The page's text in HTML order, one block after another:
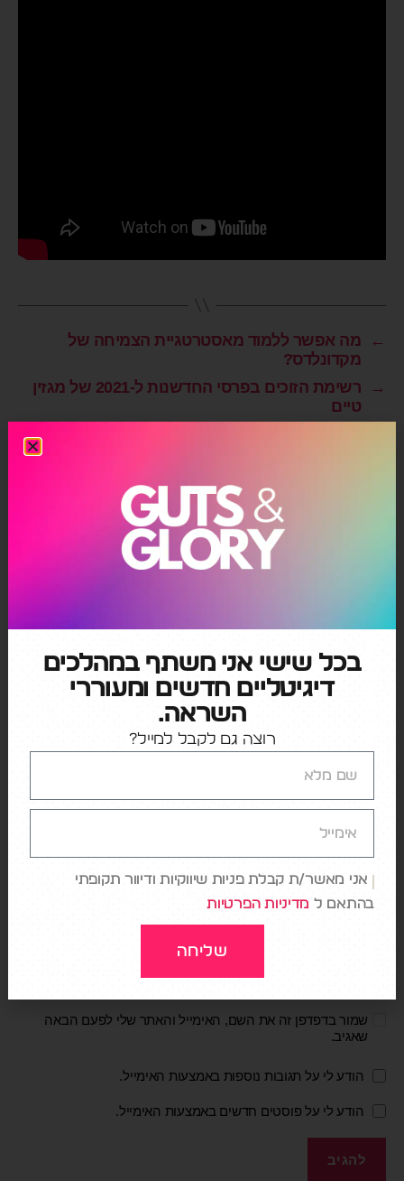
←
מה אפשר ללמוד מאסטרטגיית הצמיחה של
מקדונלדס?
→
רשימת הזוכים בפרסי החדשנות ל-2021 של מגזין
טיים
כתיבת תגובה
האימייל לא יוצג באתר. שדות החובה מסומנים
שמור בדפדפן זה את השם, האימייל והאתר שלי לפעם הבאה
שאגיב.
הודע לי על תגובות נוספות באמצעות האימייל.
הודע לי על פוסטים חדשים באמצעות האימייל.
בכל שישי אני משתף במהלכים
דיגיטליים חדשים ומעוררי
השראה.
רוצה גם לקבל למייל?
אני מאשר/ת קבלת פניות שיווקיות ודיוור תקופתי
בהתאם ל מדיניות הפרטיות
שליחה